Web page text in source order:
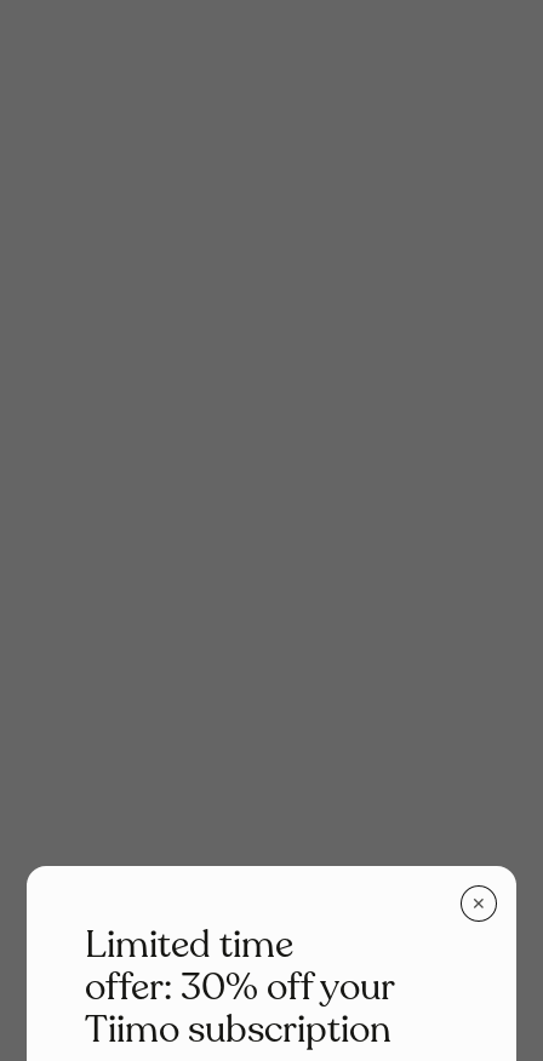
✕
Limited time
offer: 30% off your
Tiimo subscription